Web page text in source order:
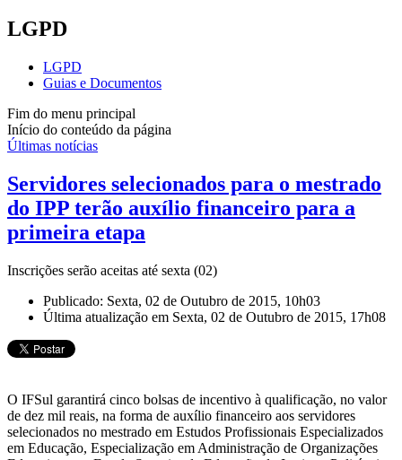
LGPD
LGPD
Guias e Documentos
Fim do menu principal
Início do conteúdo da página
Últimas notícias
Servidores selecionados para o mestrado
do IPP terão auxílio financeiro para a
primeira etapa
Inscrições serão aceitas até sexta (02)
Publicado: Sexta, 02 de Outubro de 2015, 10h03
Última atualização em Sexta, 02 de Outubro de 2015, 17h08
O IFSul garantirá cinco bolsas de incentivo à qualificação, no valor
de dez mil reais, na forma de auxílio financeiro aos servidores
selecionados no mestrado em Estudos Profissionais Especializados
em Educação, Especialização em Administração de Organizações